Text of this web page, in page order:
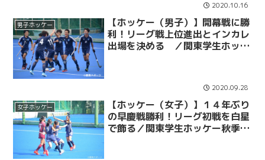
2020.10.16
男子ホッケー
【ホッケー（男子）】開幕戦に勝
利！リーグ戦上位進出とインカレ
出場を決める ／関東学生ホッケ
2020.09.28
女子ホッケー
【ホッケー（女子）】１４年ぶり
の早慶戦勝利！リーグ初戦を白星
で飾る／関東学生ホッケー秋季リ